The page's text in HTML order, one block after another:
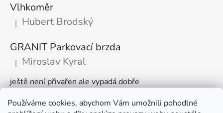
Používáme cookies, abychom Vám umožnili pohodlné
Vlhkoměr
Hodnocení produktu je 5 z 5 hvězdiček.
| Hubert Brodský
GRANIT Parkovací brzda
Hodnocení produktu je 5 z 5 hvězdiček.
| Miroslav Kyral
ještě není přivařen ale vypadá dobře